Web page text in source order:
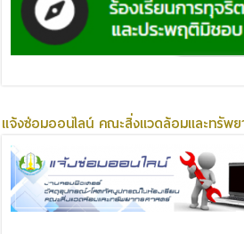
แจ้งซ่อมออนไลน์ คณะสิ่งแวดล้อมและทรัพย